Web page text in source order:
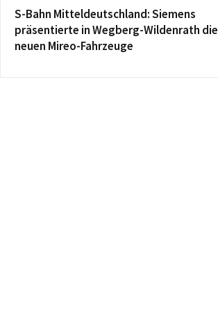
S-Bahn Mitteldeutschland: Siemens
präsentierte in Wegberg-Wildenrath die
neuen Mireo-Fahrzeuge